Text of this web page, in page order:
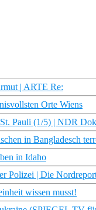
| ARTE Re:
Orte Wiens
Pauli (1/5) | NDR
in Bangladesch
in Idaho
Polizei | Die
wissen musst!